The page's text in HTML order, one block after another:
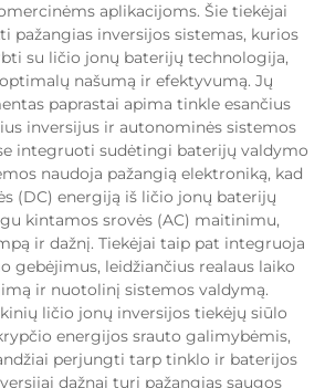
aplikacijoms. Šie tiekėjai
pažangias inversijos sistemas, kurios
su ličio jonų baterijų technologija,
našumą ir efektyvumą. Jų
paprastai apima tinkle esančius
inversijus ir autonominės sistemos
integruoti sudėtingi baterijų valdymo
naudoja pažangią elektroniką, kad
(DC) energiją iš ličio jonų baterijų
kintamos srovės (AC) maitinimu,
ir dažnį. Tiekėjai taip pat integruoja
gebėjimus, leidžiančius realaus laiko
ir nuotolinį sistemos valdymą.
ličio jonų inversijos tiekėjų siūlo
energijos srauto galimybėmis,
perjungti tarp tinklo ir baterijos
dažnai turi pažangias saugos